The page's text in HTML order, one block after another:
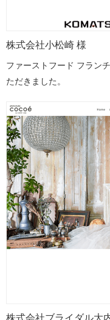
株式会社小松崎 様
ファーストフード フラン
ただきました。